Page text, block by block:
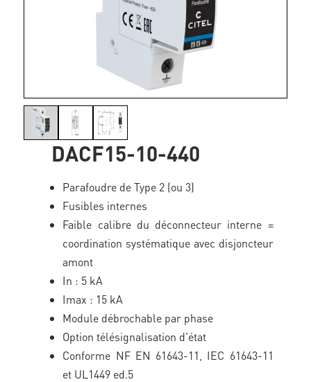
DACF15-10-440
Parafoudre de Type 2 (ou 3)
Fusibles internes
Faible calibre du déconnecteur interne =
coordination systématique avec disjoncteur
amont
In : 5 kA
Imax : 15 kA
Module débrochable par phase
Option télésignalisation d'état
Conforme NF EN 61643-11, IEC 61643-11
et UL1449 ed.5